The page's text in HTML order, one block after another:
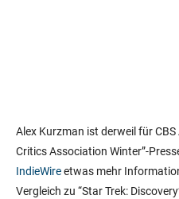
Alex Kurzman ist derweil für CBS
Critics Association Winter”-
IndieWireetwas mehr
Vergleich zu “Star Trek: